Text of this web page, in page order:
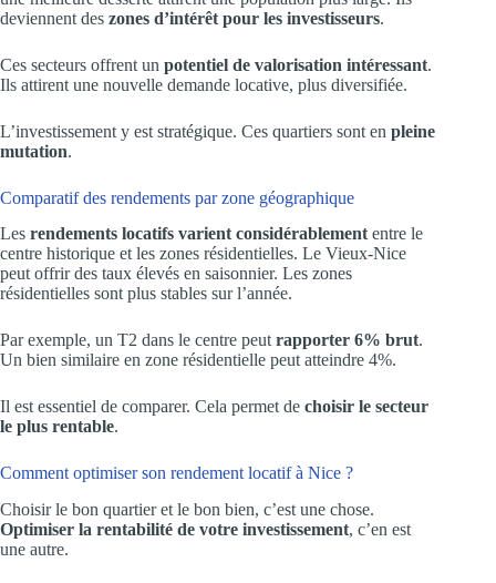
deviennent des zones d’intérêt pour les investisseurs.
Ces secteurs offrent un potentiel de valorisation intéressant.
Ils attirent une nouvelle demande locative, plus diversifiée.
L’investissement y est stratégique. Ces quartiers sont en pleine
mutation.
Comparatif des rendements par zone géographique
Les rendements locatifs varient considérablemententre le
centre historique et les zones résidentielles. Le Vieux-Nice
peut offrir des taux élevés en saisonnier. Les zones
résidentielles sont plus stables sur l’année.
Par exemple, un T2 dans le centre peutrapporter 6% brut.
Un bien similaire en zone résidentielle peut atteindre 4%.
Il est essentiel de comparer. Cela permet de choisir le secteur
le plus rentable.
Comment optimiser son rendement locatif à Nice ?
Choisir le bon quartier et le bon bien, c’est une chose.
Optimiser la rentabilité de votre investissement, c’en est
une autre.